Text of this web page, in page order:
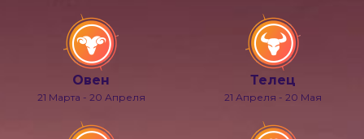
Овен
21 Марта - 20 Апреля
Телец
21 Апреля - 20 Мая